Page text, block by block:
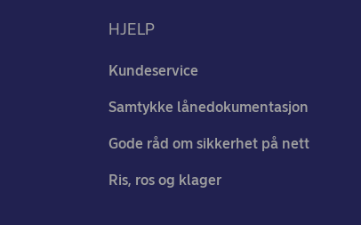
HJELP
Kundeservice
Samtykke lånedokumentasjon
Gode råd om sikkerhet på nett
Ris, ros og klager